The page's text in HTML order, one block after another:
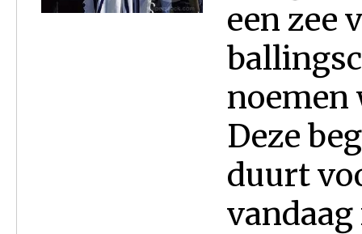
een zee
noemen
Deze
duurt